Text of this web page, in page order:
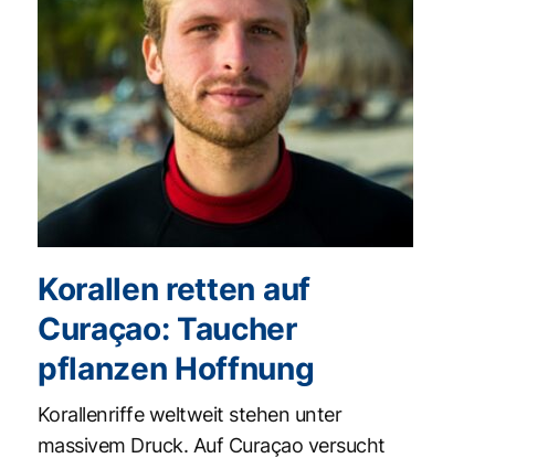
Korallen retten auf
Curaçao: Taucher
pflanzen Hoffnung
Korallenriffe weltweit stehen unter
massivem Druck. Auf Curaçao versucht